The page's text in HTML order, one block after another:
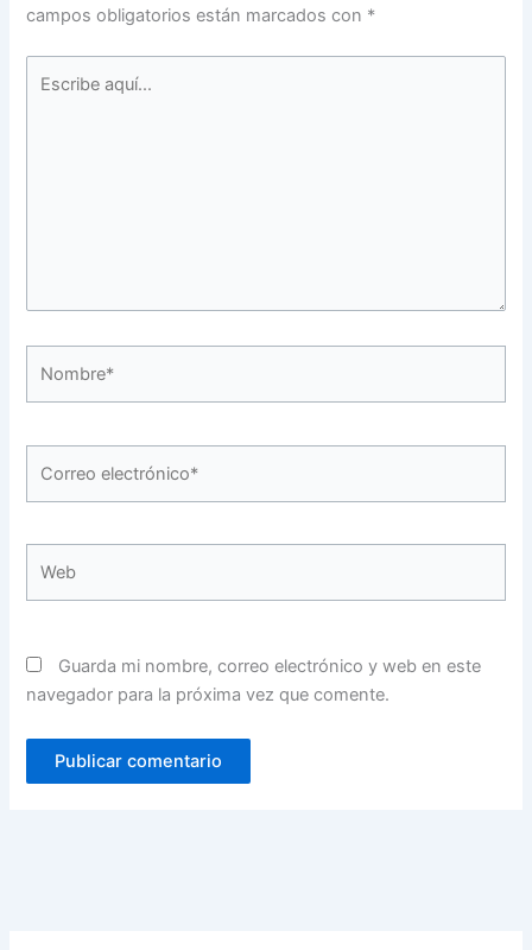
campos obligatorios están marcados con *
aquí...
electrónico*
Guarda mi nombre, correo electrónico y web en este
navegador para la próxima vez que comente.